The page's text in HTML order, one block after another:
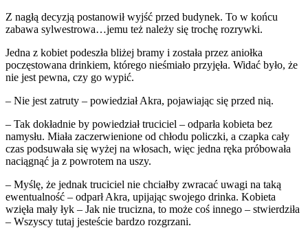
Z nagłą decyzją postanowił wyjść przed budynek. To w końcu
zabawa sylwestrowa…jemu też należy się trochę rozrywki.
Jedna z kobiet podeszła bliżej bramy i została przez aniołka
poczęstowana drinkiem, którego nieśmiało przyjęła. Widać było, że
nie jest pewna, czy go wypić.
– Nie jest zatruty – powiedział Akra, pojawiając się przed nią.
– Tak dokładnie by powiedział truciciel – odparła kobieta bez
namysłu. Miała zaczerwienione od chłodu policzki, a czapka cały
czas podsuwała się wyżej na włosach, więc jedna ręka próbowała
naciągnąć ja z powrotem na uszy.
– Myślę, że jednak truciciel nie chciałby zwracać uwagi na taką
ewentualność – odparł Akra, upijając swojego drinka. Kobieta
wzięła mały łyk – Jak nie trucizna, to może coś innego – stwierdziła
– Wszyscy tutaj jesteście bardzo rozgrzani.